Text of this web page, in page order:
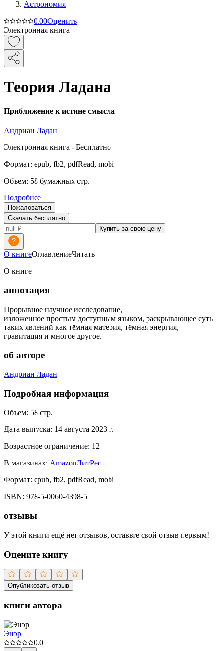
Астрономия
0.00Оценить
Электронная книга
Теория Ладана
Приближение к истине смысла
Андриан Ладан
Электронная книга - Бесплатно
Формат: epub, fb2, pdfRead, mobi
Объем: 58 бумажных стр.
Подробнее
Пожаловаться
Скачать бесплатно
Купить за свою цену
О книгеОглавлениеЧитать
О книге
аннотация
Прорывное научное исследование,
изложенное простым доступным языком, раскрывающее суть
таких явлений как тёмная материя, тёмная энергия,
гравитация и многое другое.
об авторе
Андриан Ладан
Подробная информация
Объем: 58 стр.
Дата выпуска: 14 августа 2023 г.
Возрастное ограничение: 12+
В магазинах: AmazonЛитРес
Формат: epub, fb2, pdfRead, mobi
ISBN: 978-5-0060-4398-5
отзывы
У этой книги ещё нет отзывов, оставьте свой отзыв первым!
Оцените книгу
Опубликовать отзыв
книги автора
Энэр
0.0